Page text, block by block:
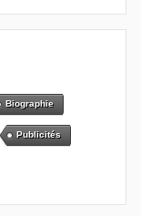
Biographie
Publicités